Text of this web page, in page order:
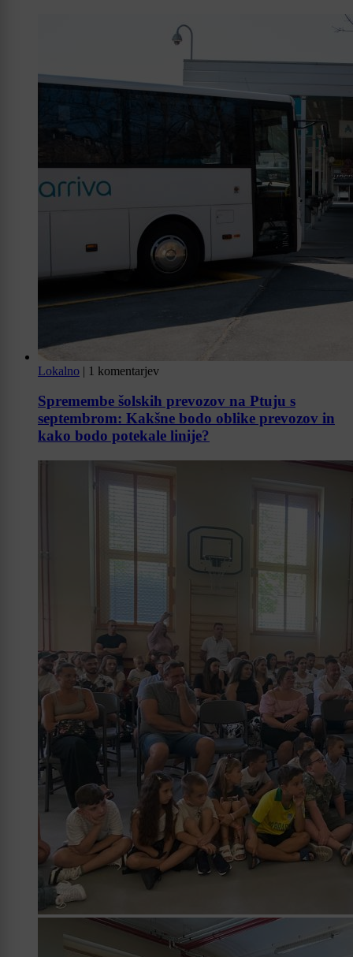
Lokalno | 1 komentarjev
Spremembe šolskih prevozov na Ptuju s
septembrom: Kakšne bodo oblike prevozov in
kako bodo potekale linije?